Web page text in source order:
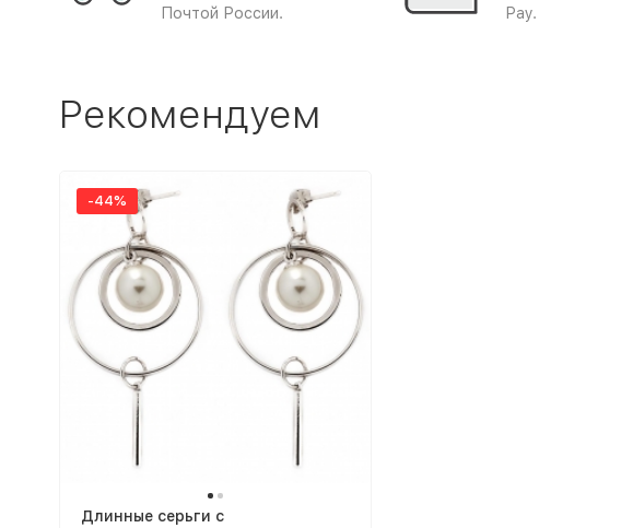
Почтой России.
Pay.
Рекомендуем
-44%
Длинные серьги с